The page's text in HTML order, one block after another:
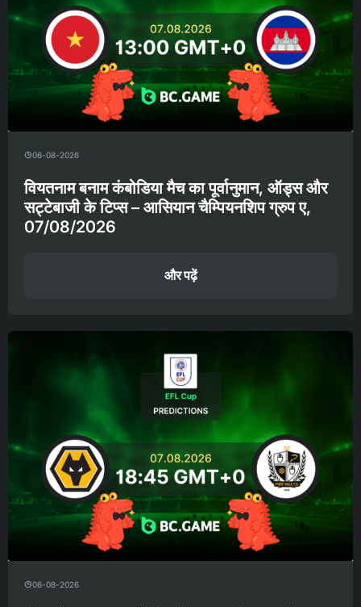
06-08-2026
वियतनाम बनाम कंबोडिया मैच का पूर्वानुमान, ऑड्स और
सट्टेबाजी के टिप्स – आसियान चैम्पियनशिप ग्रुप ए,
07/08/2026
और पढ़ें
06-08-2026